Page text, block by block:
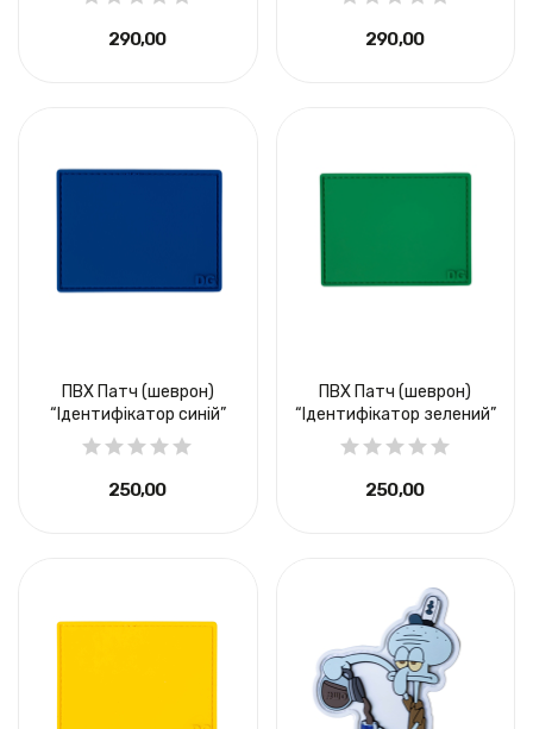
290,00 ₴ 290,00 ₴
ПВХ Патч (шеврон)
“Ідентифікатор синій”
250,00 ₴
ПВХ Патч (шеврон)
“Ідентифікатор зелений”
250,00 ₴